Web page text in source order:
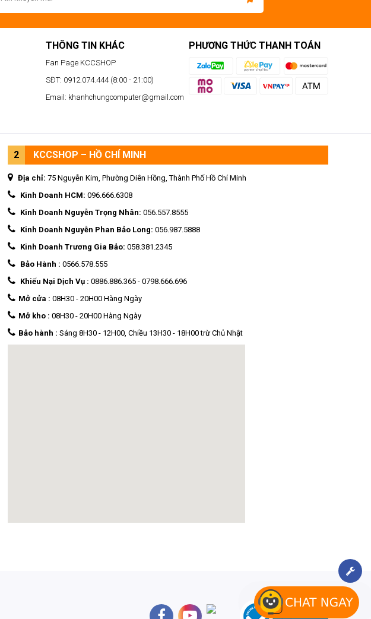
THÔNG TIN KHÁC
Fan Page KCCSHOP
SĐT: 0912.074.444 (8:00 - 21:00)
Email: khanhchungcomputer@gmail.com
PHƯƠNG THỨC THANH TOÁN
2 KCCSHOP – HỒ CHÍ MINH
Địa chỉ: 75 Nguyễn Kim, Phường Diên Hồng, Thành Phố Hồ Chí Minh
Kinh Doanh HCM: 096.666.6308
Kinh Doanh Nguyễn Trọng Nhân: 056.557.8555
Kinh Doanh Nguyễn Phan Bảo Long: 056.987.5888
Kinh Doanh Trương Gia Bảo: 058.381.2345
Bảo Hành : 0566.578.555
Khiếu Nại Dịch Vụ : 0886.886.365 - 0798.666.696
Mở cửa : 08H30 - 20H00 Hàng Ngày
Mở kho : 08H30 - 20H00 Hàng Ngày
Bảo hành : Sáng 8H30 - 12H00, Chiều 13H30 - 18H00 trừ Chủ Nhật